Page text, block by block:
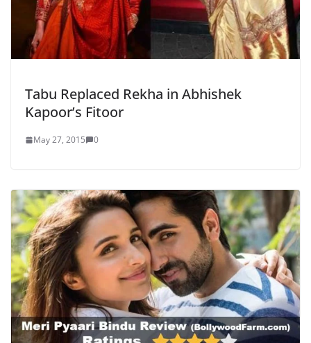
Tabu Replaced Rekha in Abhishek
Kapoor’s Fitoor
May 27, 2015 0